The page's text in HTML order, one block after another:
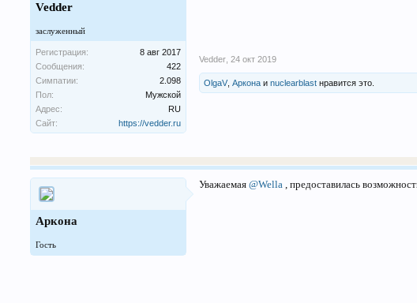
Vedder
заслуженный
Регистрация:
8 авг 2017
Сообщения:
422
Симпатии:
2.098
Пол:
Мужской
Адрес:
RU
Сайт:
https://vedder.ru
Vedder 24 окт 2019
OlgaV ,Аркона иnuclearblast нравится это.
Аркона
Гость
Уважаемая@Wella , предоставилась